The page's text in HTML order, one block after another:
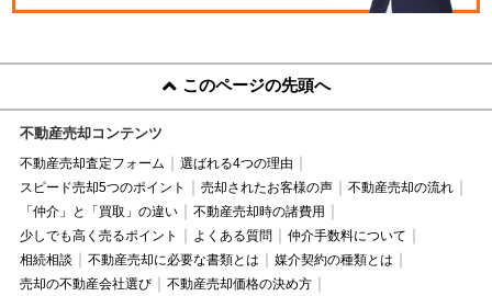
このページの先頭へ
不動産売却コンテンツ
不動産売却査定フォーム
選ばれる4つの理由
スピード売却5つのポイント
売却されたお客様の声
不動産売却の流れ
「仲介」と「買取」の違い
不動産売却時の諸費用
少しでも高く売るポイント
よくある質問
仲介手数料について
相続相談
不動産売却に必要な書類とは
媒介契約の種類とは
売却の不動産会社選び
不動産売却価格の決め方